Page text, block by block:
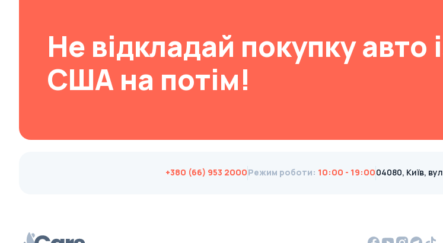
Chery
CHERYEXEED
Chevrolet
Dadi
Не відкладай покупку авто
США на потім!
+380 (66) 953 2000Режим роботи: 10:00 - 19:0004080, Київ,